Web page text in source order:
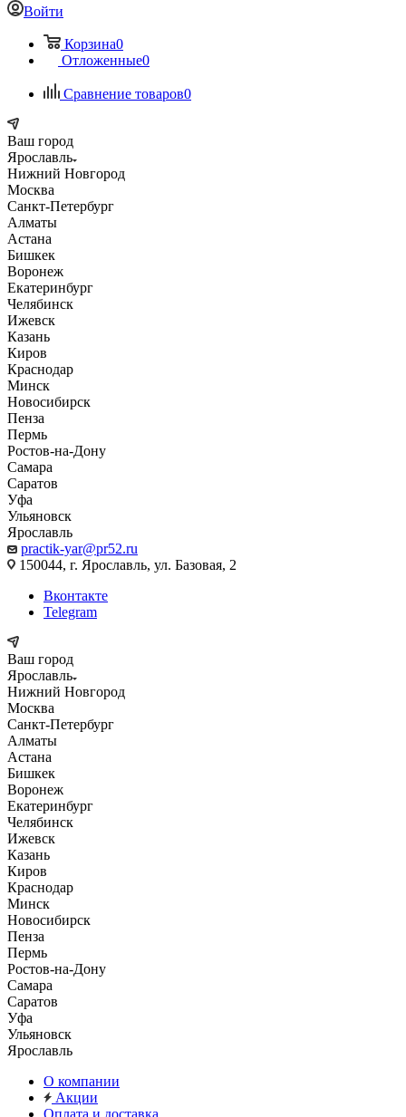
Войти
Корзина0
Отложенные0
Сравнение товаров0
Ваш город
Ярославль
Нижний Новгород
Москва
Санкт-Петербург
Алматы
Астана
Бишкек
Воронеж
Екатеринбург
Челябинск
Ижевск
Казань
Киров
Краснодар
Минск
Новосибирск
Пенза
Пермь
Ростов-на-Дону
Самара
Саратов
Уфа
Ульяновск
Ярославль
practik-yar@pr52.ru
150044, г. Ярославль, ул. Базовая, 2
Вконтакте
Telegram
Ваш город
Ярославль
Нижний Новгород
Москва
Санкт-Петербург
Алматы
Астана
Бишкек
Воронеж
Екатеринбург
Челябинск
Ижевск
Казань
Киров
Краснодар
Минск
Новосибирск
Пенза
Пермь
Ростов-на-Дону
Самара
Саратов
Уфа
Ульяновск
Ярославль
О компании
Акции
Оплата и доставка